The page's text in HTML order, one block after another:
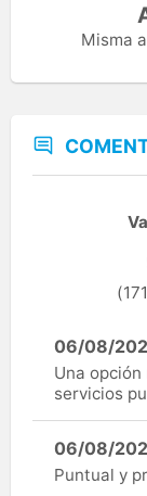
Misma
06/08/
Una
servicios
06/08/
Puntual y